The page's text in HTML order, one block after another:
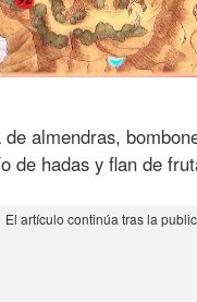
almendras,
de hadas y flan de